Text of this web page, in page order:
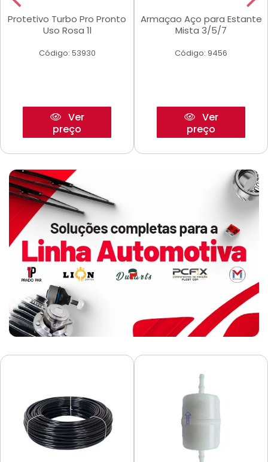
Protetivo Turbo Pro Pronto
Uso Rosa 1l
Código: 53930
Ver
preço
Armaçao Aço para Estante
Mista 3/5/7
Código: 9456
Ver
preço